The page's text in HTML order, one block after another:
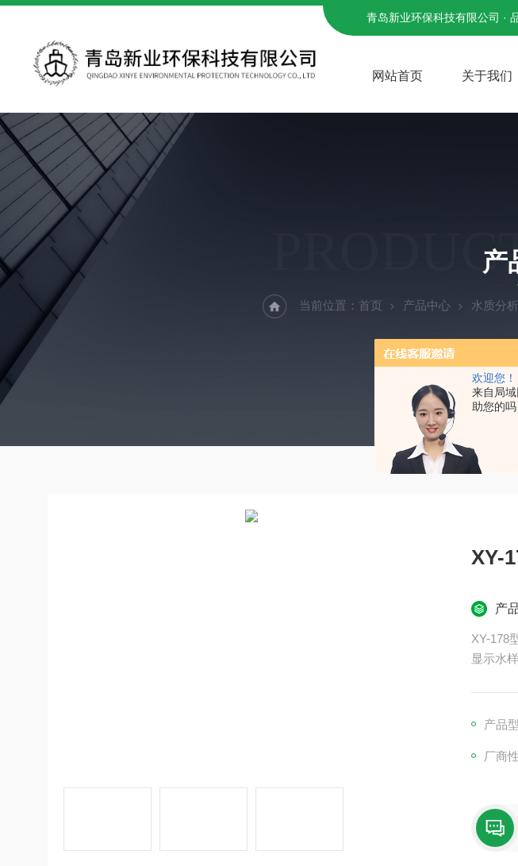
欢迎您！
来自局
助您的吗
青岛新业环保科技有限公司 ·
网站首页 关于我们
产
当前位置： 首页 产品中心 水质分
XY-
产
XY-178
显示水
产品
厂商